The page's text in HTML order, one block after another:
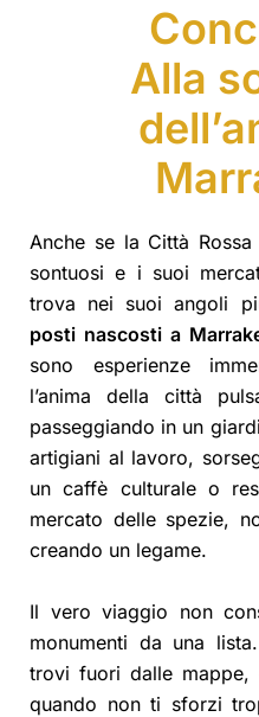
Alla
Anche se la Città
sontuosi e i suoi
trova nei suoi angoli
posti nascosti a
sono esperienze
l’anima della città
passeggiando in un
artigiani al lavoro,
un caffè culturale o
mercato delle spezie,
creando un legame.
Il vero viaggio non
monumenti da una
trovi fuori dalle mappe,
quando non ti sforzi